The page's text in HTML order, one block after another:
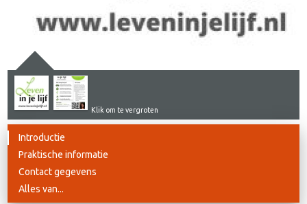
Klik om te vergroten
Introductie
Praktische informatie
Contact gegevens
Alles van...